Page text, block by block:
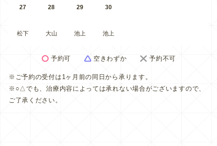
27
松下
28
大山
29
池上
30
池上
予約可 空きわずか 予約不可
※ご予約の受付は1ヶ月前の同日から承ります。
※○△でも、治療内容によっては承れない場合がございますので、
ご了承ください。